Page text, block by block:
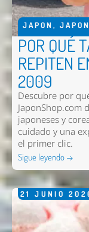
JAPON ,
POR QUÉ
REPITEN
2009
Descubre por
JaponShop.com
japoneses y
cuidado y una
el primer clic.
Sigue leyendo →
21 JUNIO